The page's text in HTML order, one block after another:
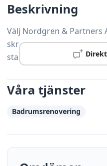
Beskrivning
Välj Nordgren & Partners
skräddarsydda
standard och levereras i
Våra tjänster
Badrumsrenovering